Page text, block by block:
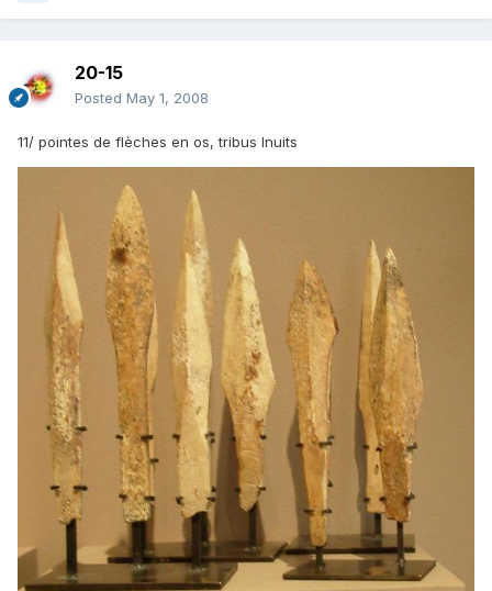
20-15
Posted May 1, 2008
11/ pointes de flèches en os, tribus Inuits